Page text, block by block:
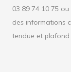
03 89 74 10 75
des informations
tendue et plafond